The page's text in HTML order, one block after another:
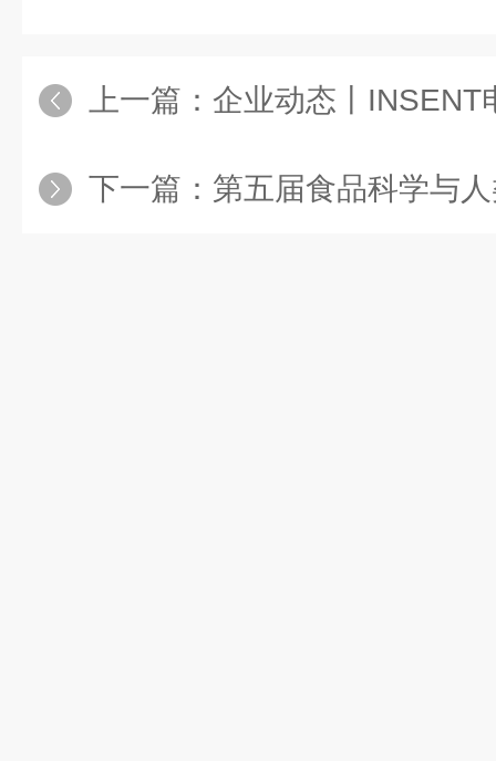
上一篇： 企业动态丨INSENT电子舌
下一篇： 第五届食品科学与人类健康